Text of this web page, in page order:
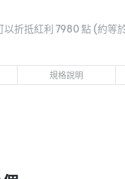
以折抵紅利 7980 點 (約等
規格說明